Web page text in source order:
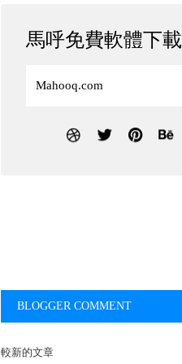
馬呼免費軟體下載
Mahooq.com
BLOGGER COMMENT
較新的文章